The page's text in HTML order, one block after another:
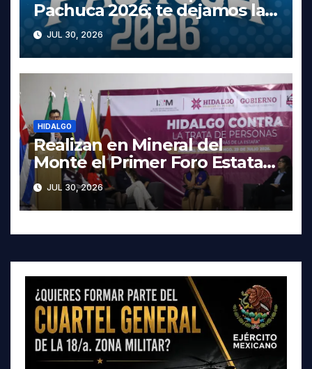
Pachuca 2026; te dejamos la
cartelera completa, las fechas
y los precios
JUL 30, 2026
HIDALGO
Realizan en Mineral del
Monte el Primer Foro Estatal
contra la Trata de Personas
JUL 30, 2026